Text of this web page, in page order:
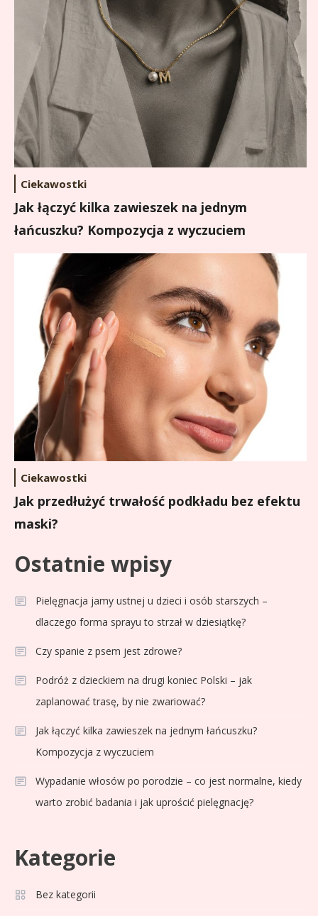
Ciekawostki
Jak łączyć kilka zawieszek na jednym
łańcuszku? Kompozycja z wyczuciem
Ciekawostki
Jak przedłużyć trwałość podkładu bez efektu
maski?
Ostatnie wpisy
Pielęgnacja jamy ustnej u dzieci i osób starszych –
dlaczego forma sprayu to strzał w dziesiątkę?
Czy spanie z psem jest zdrowe?
Podróż z dzieckiem na drugi koniec Polski – jak
zaplanować trasę, by nie zwariować?
Jak łączyć kilka zawieszek na jednym łańcuszku?
Kompozycja z wyczuciem
Wypadanie włosów po porodzie – co jest normalne, kiedy
warto zrobić badania i jak uprościć pielęgnację?
Kategorie
Bez kategoriiAdam Zdrójkowski wiek: